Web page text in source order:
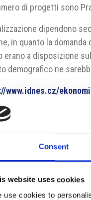
Consent
website uses cookies
use cookies to
di progetti sono
dipendono
in quanto la
erano a disposizione
demografico ne
www.idnes.cz/
Pixabay